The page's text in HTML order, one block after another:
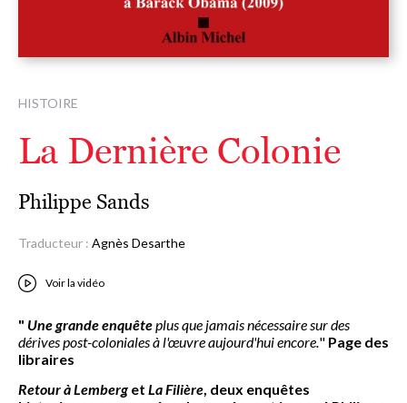
HISTOIRE
La Dernière Colonie
Philippe Sands
Traducteur : Agnès Desarthe
Voir la vidéo
" Une grande enquêteplus que jamais nécessaire sur des
dérives post-coloniales à l'œuvre aujourd'hui encore. " Page des
libraires
Retour à Lemberg et La Filière , deux enquêtes